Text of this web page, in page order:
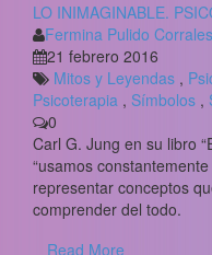
LO INIMAGINABLE.
Fermina Pulido Corrales
21 febrero 2016
Mitos y Leyendas ,
Psicoterapia , Símbolos ,
0
Carl G. Jung en su libro
“usamos
representar conceptos
comprender del todo.
Read More